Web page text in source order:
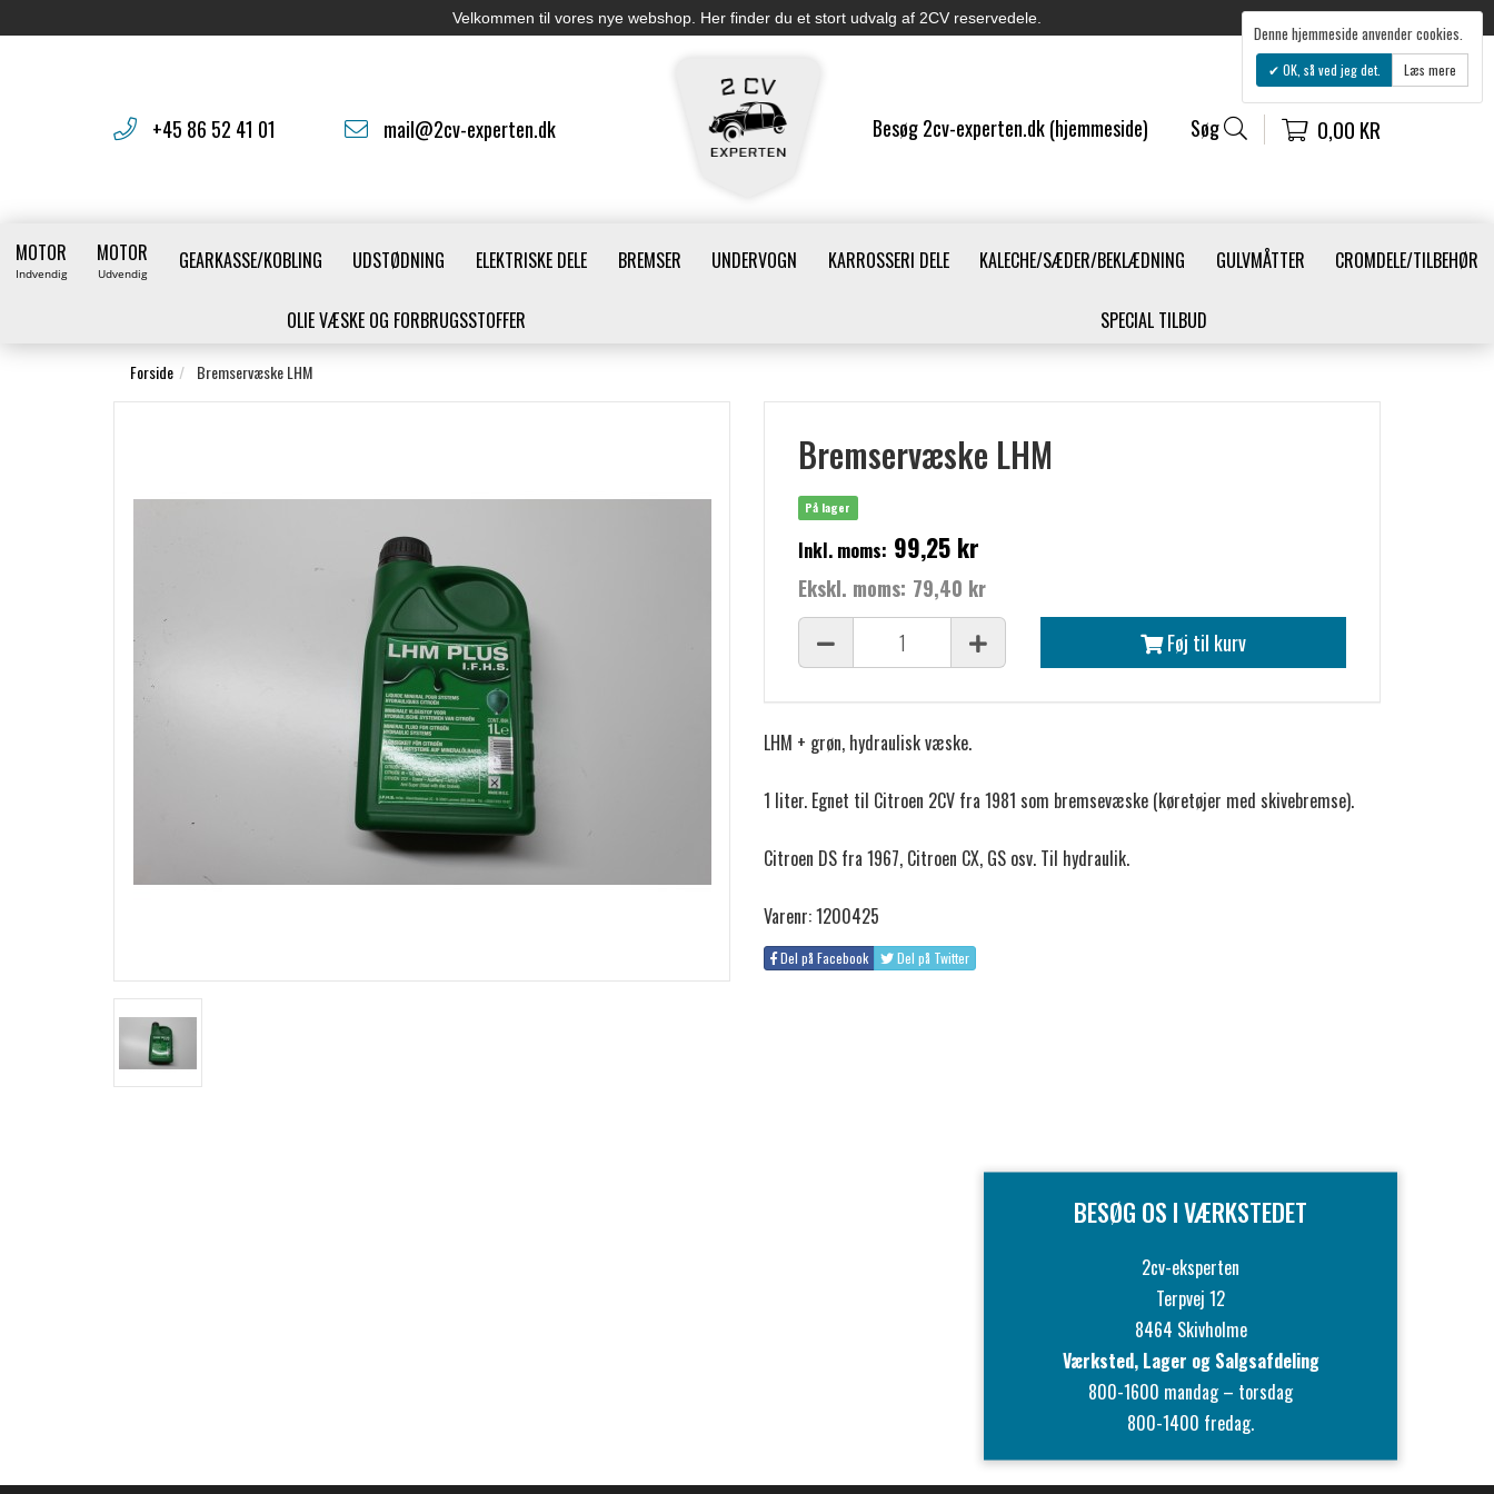
Velkommen til vores nye webshop. Her finder du et stort udvalg af 2CV reservedele.
+45 86 52 41 01 mail@2cv-experten.dk Besøg 2cv-experten.dk (hjemmeside) Søg 0,00 KR
MOTOR
Indvendig
MOTOR
Udvendig GEARKASSE/KOBLING UDSTØDNING ELEKTRISKE DELE BREMSER UNDERVOGN KARROSSERI DELE KALECHE/SÆDER/BEKLÆDNING GULVMÅTTER CROMDELE/TILBEHØR
OLIE VÆSKE OG FORBRUGSSTOFFER SPECIAL TILBUD
Forside Bremservæske LHM
Bremservæske LHM
På lager
Inkl. moms: 99,25 kr
Ekskl. moms: 79,40 kr
Føj til kurv
LHM + grøn, hydraulisk væske.
1 liter. Egnet til Citroen 2CV fra 1981 som bremsevæske (køretøjer med skivebremse).
Citroen DS fra 1967, Citroen CX, GS osv. Til hydraulik.
Varenr: 1200425
Del på Facebook Del på Twitter
BESØG OS I VÆRKSTEDET
2cv-eksperten
Terpvej 12
8464 Skivholme
Værksted, Lager og Salgsafdeling
800-1600 mandag – torsdag
800-1400 fredag.
Denne hjemmeside anvender cookies.
OK, så ved jeg det. Læs mere